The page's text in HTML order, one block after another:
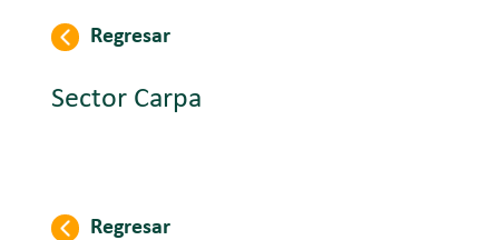
Regresar
Sector Carpa
Regresar